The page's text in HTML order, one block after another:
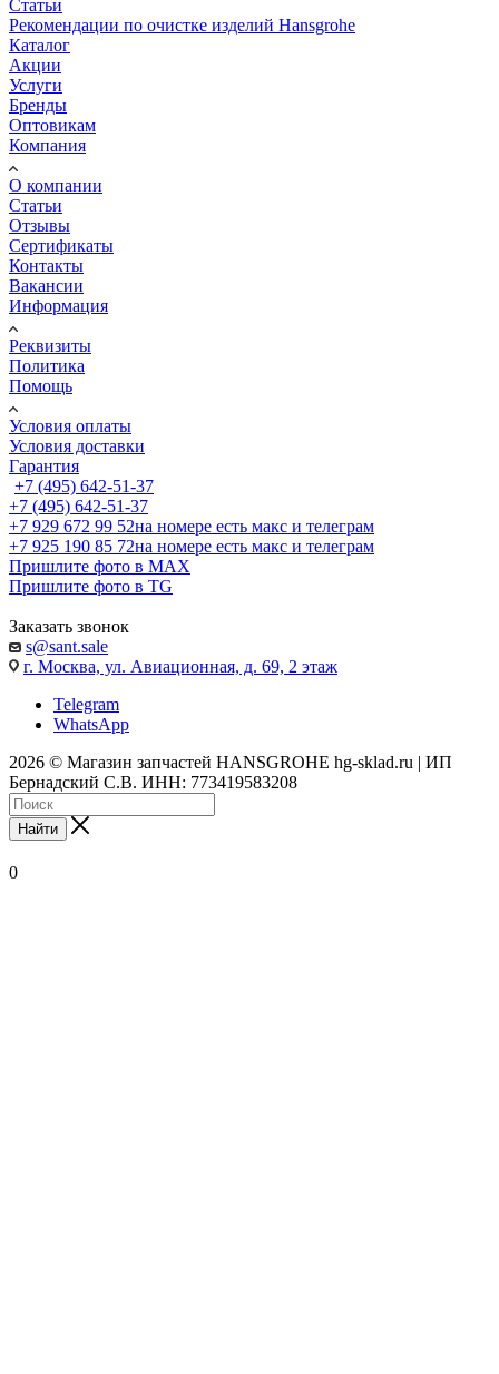
Статьи
Рекомендации по очистке изделий Hansgrohe
Каталог
Акции
Услуги
Бренды
Оптовикам
Компания
О компании
Статьи
Отзывы
Сертификаты
Контакты
Вакансии
Информация
Реквизиты
Политика
Помощь
Условия оплаты
Условия доставки
Гарантия
+7 (495) 642-51-37
+7 (495) 642-51-37
+7 929 672 99 52на номере есть макс и телеграм
+7 925 190 85 72на номере есть макс и телеграм
Пришлите фото в MAX
Пришлите фото в TG
Заказать звонок
s@sant.sale
г. Москва, ул. Авиационная, д. 69, 2 этаж
Telegram
WhatsApp
2026 © Магазин запчастей HANSGROHE hg-sklad.ru | ИП
Бернадский С.В. ИНН: 773419583208
Найти
0